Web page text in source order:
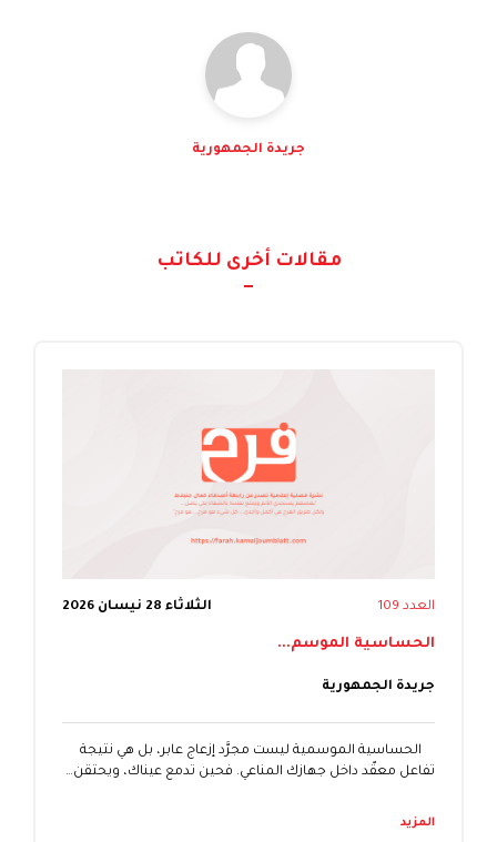
جريدة الجمهورية
مقالات أخرى للكاتب
العدد 109 الثلاثاء 28 نيسان 2026
الحساسية الموسم...
جريدة الجمهورية
الحساسية الموسمية ليست مجرَّد إزعاج عابر، بل هي نتيجة
تفاعل معقّد داخل جهازك المناعي. فحين تدمع عيناك، ويحتقن…
المزيد